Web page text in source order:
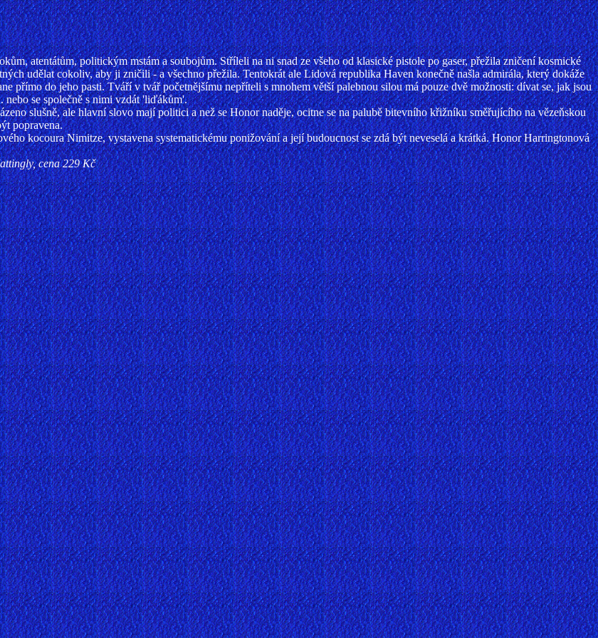
atentátům, politickým mstám a soubojům. Stříleli na ni snad ze všeho od klasické pistole po gaser, přežila zničení kosmické
udělat cokoliv, aby ji zničili - a všechno přežila. Tentokrát ale Lidová republika Haven konečně našla admirála, který dokáže
přímo do jeho pasti. Tváří v tvář početnějšímu nepříteli s mnohem větší palebnou silou má pouze dvě možnosti: dívat se, jak jsou
se společně s nimi vzdát 'liďákům'.
slušně, ale hlavní slovo mají politici a než se Honor naděje, ocitne se na palubě bitevního křižníku směřujícího na vězeňskou
popravena.
kocoura Nimitze, vystavena systematickému ponižování a její budoucnost se zdá být neveselá a krátká. Honor Harringtonová
cena 229 Kč